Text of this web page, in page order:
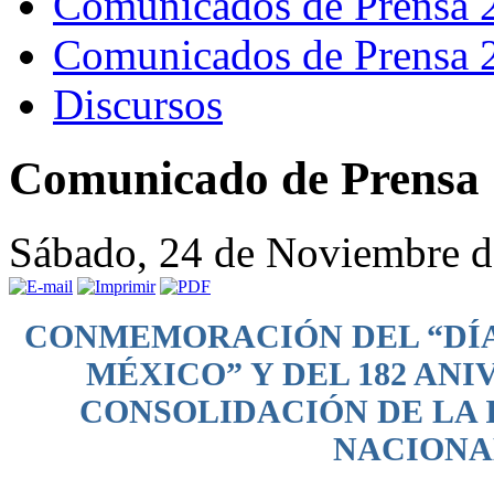
Comunicados de Prensa
Discursos
Comunicado de Prensa
Sábado, 24 de Noviembre
CONMEMORACIÓN DEL
MÉXICO” Y DEL 182
CONSOLIDACIÓN DE LA